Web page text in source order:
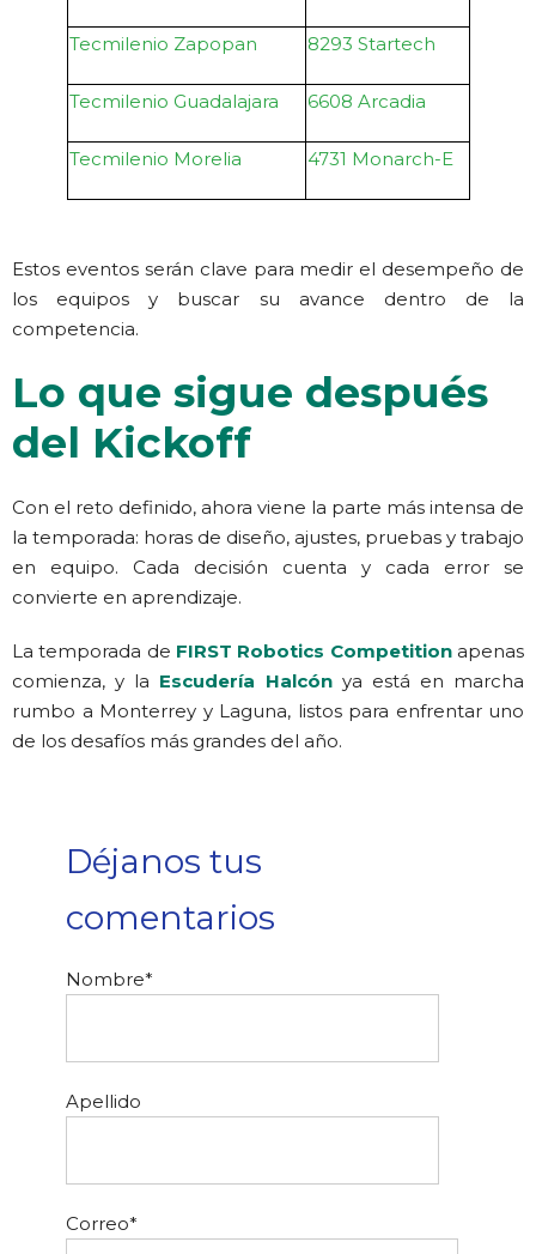
Tecmilenio Zapopan 8293 Startech
Tecmilenio Guadalajara 6608 Arcadia
Tecmilenio Morelia 4731 Monarch-E
Estos eventos serán clave para medir el desempeño de
los equipos y buscar su avance dentro de la
competencia.
Lo que sigue después
del Kickoff
Con el reto definido, ahora viene la parte más intensa de
la temporada: horas de diseño, ajustes, pruebas y trabajo
en equipo. Cada decisión cuenta y cada error se
convierte en aprendizaje.
La temporada de FIRST Robotics Competitionapenas
comienza, y la Escudería Halcónya está en marcha
rumbo a Monterrey y Laguna, listos para enfrentar uno
de los desafíos más grandes del año.
Déjanos tus
comentarios
Nombre*
Apellido
Correo*